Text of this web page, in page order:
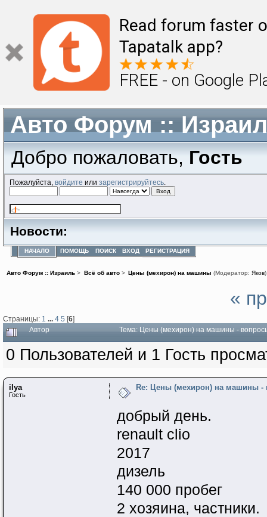
Read forum faster
Tapatalk app?
FREE - on Google
Авто Форум ::
Добро пожаловать,Гость
Пожалуйста,войдите илизарегистрируйтесь
Новости:
НАЧАЛО ПОМОЩЬ ПОИСК ВХОД РЕГИСТРАЦИЯ
Авто Форум :: Израиль > Всё об авто> Цены (мехирон) на машины (Модератор: Яков
«
Страницы: 1 ... 4 5 [6]
Автор Тема: Цены (мехирон) на машины -
0 Пользователей и 1 Гость
ilya
Гость
Re: Цены (мехирон) на машины -
добрый день.
renault clio
2017
дизель
140 000 пробег
2 хозяина, частники.